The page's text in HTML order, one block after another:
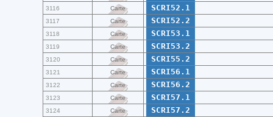
3116 Carte SCRI52.1
3117 Carte SCRI52.2
3118 Carte SCRI53.1
3119 Carte SCRI53.2
3120 Carte SCRI55.2
3121 Carte SCRI56.1
3122 Carte SCRI56.2
3123 Carte SCRI57.1
3124 Carte SCRI57.2